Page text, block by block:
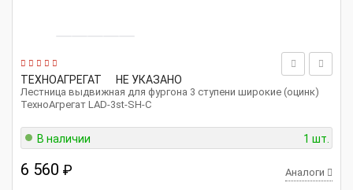
ТЕХНОАГРЕГАТ НЕ УКАЗАНО
Лестница выдвижная для фургона 3 ступени широкие (оцинк)
ТехноАгрегат LAD-3st-SH-C
В наличии 1 шт.
6 560 ₽ Аналоги